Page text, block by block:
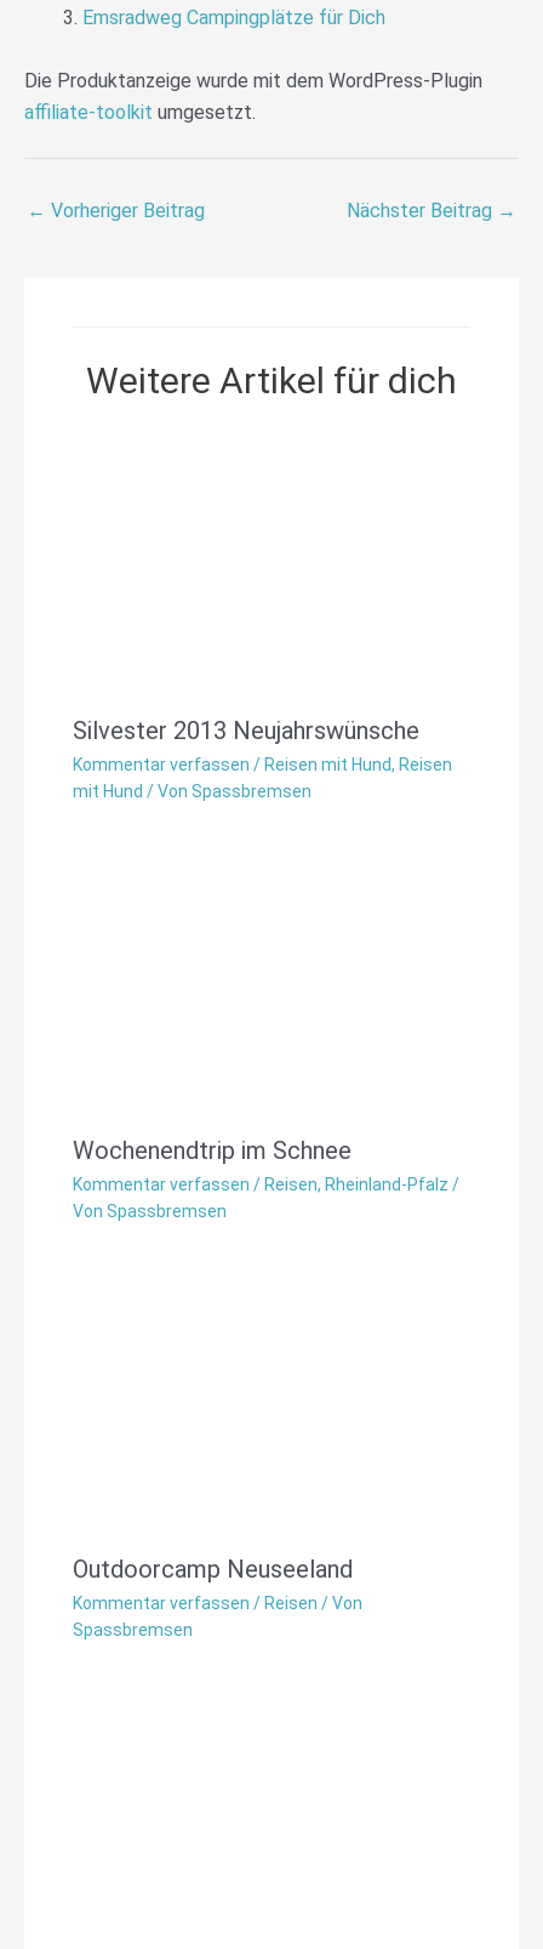
Emsradweg Campingplätze für Dich
Die Produktanzeige wurde mit dem WordPress-Plugin
affiliate-toolkit umgesetzt.
← Vorheriger Beitrag Nächster Beitrag →
Weitere Artikel für dich
Silvester 2013 Neujahrswünsche
Kommentar verfassen /Reisen mit Hund, Reisen
mit Hund / Von Spassbremsen
Wochenendtrip im Schnee
Kommentar verfassen / Reisen, Rheinland-Pfalz /
Von Spassbremsen
Outdoorcamp Neuseeland
Kommentar verfassen / Reisen / Von
Spassbremsen